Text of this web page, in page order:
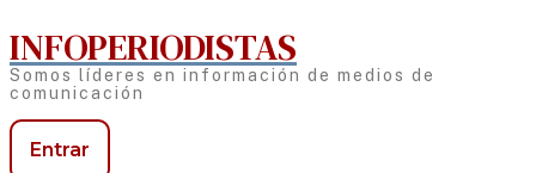
INFOPERIODISTAS
Somos líderes en información de medios de
comunicación
Entrar